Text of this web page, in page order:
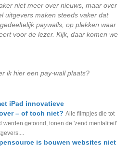
niet meer over nieuws, maar over
uitgevers maken steeds vaker dat
paywalls, op plekken waar
voor de lezer. Kijk, daar komen we
ik hier een pay-wall plaats?
iPad innovatieve
– of toch niet? Alle filmpjes die tot
werden getoond, tonen de 'zend mentaliteit'
is bouwen websites niet